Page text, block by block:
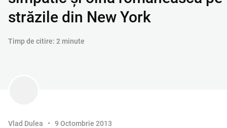
străzile din New York
Timp de citire: 2 minute
Vlad Dulea 9 Octombrie 2013